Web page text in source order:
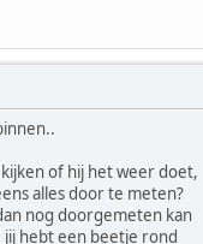
of hij het weer doet,
alles door te meten?
nog doorgemeten kan
jij hebt een beetje rond